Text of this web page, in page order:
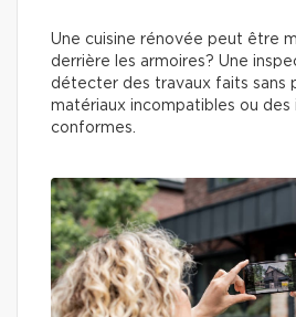
Une cuisine rénovée peut être
derrière les armoires? Une
détecter des travaux faits sans
matériaux incompatibles ou des
conformes.